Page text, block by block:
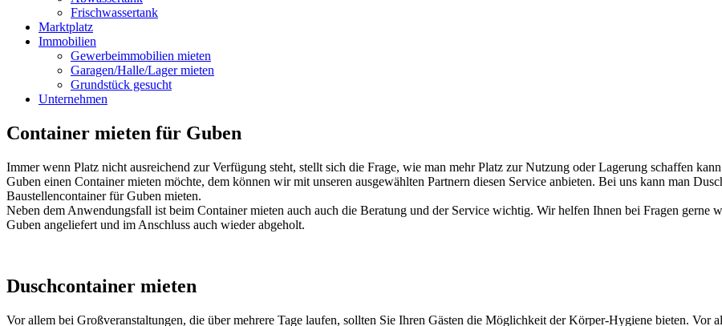
Frischwassertank
Marktplatz
Immobilien
Gewerbeimmobilien mieten
Garagen/Halle/Lager mieten
Grundstück gesucht
Unternehmen
Container mieten für Guben
Immer wenn Platz nicht ausreichend zur Verfügung steht, stellt sich die Frage, wie man mehr Platz zur Nutzung oder Lagerung schaffen
Guben einen Container mieten möchte, dem können wir mit unseren ausgewählten Partnern diesen Service anbieten. Bei uns kann man
Baustellencontainer für Guben mieten.
Neben dem Anwendungsfall ist beim Container mieten auch auch die Beratung und der Service wichtig. Wir helfen Ihnen bei Fragen gerne
Guben angeliefert und im Anschluss auch wieder abgeholt.
Duschcontainer mieten
Vor allem bei Großveranstaltungen, die über mehrere Tage laufen, sollten Sie Ihren Gästen die Möglichkeit der Körper-Hygiene bieten. Vor